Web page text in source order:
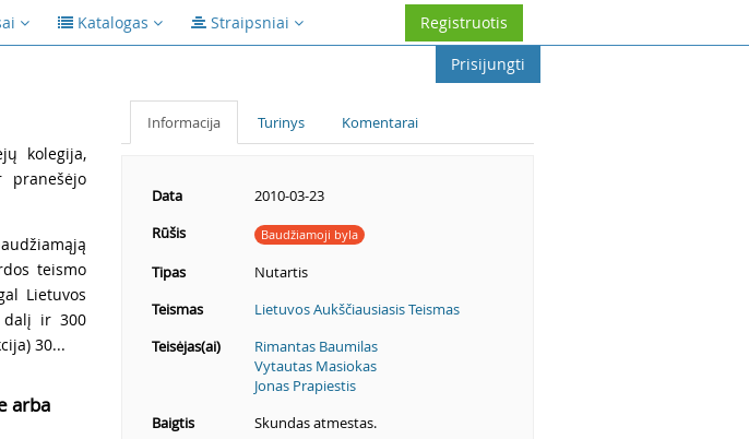
Katalogas Straipsniai
Registruotis
Prisijungti
kolegija,
pranešėjo
teismo
Lietuvos
dalį ir 300
30...
arba
Informacija Turinys Komentarai
Data
2010-03-23
Rūšis
Baudžiamoji byla
Tipas
Nutartis
Teismas
Lietuvos Aukščiausiasis Teismas
Teisėjas(ai)
Rimantas Baumilas
Vytautas Masiokas
Jonas Prapiestis
Baigtis
Skundas atmestas.